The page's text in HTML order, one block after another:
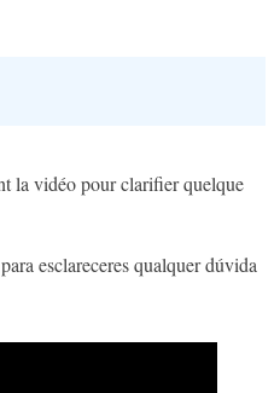
la vidéo pour clarifier quelque
esclareceres qualquer dúvida